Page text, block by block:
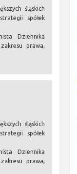
śląskich
spółek
Dziennika
prawa,
śląskich
spółek
Dziennika
prawa,